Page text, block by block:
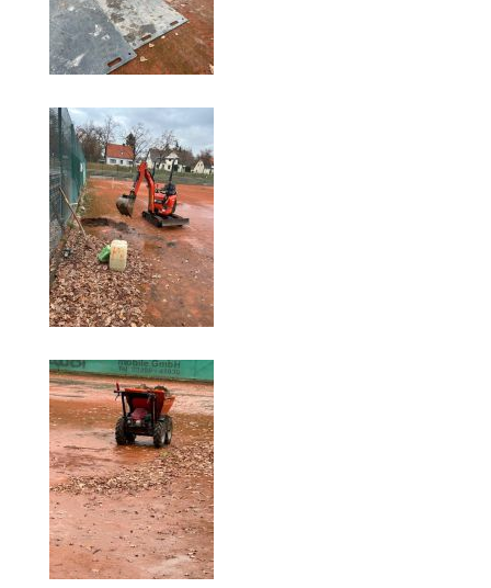
EVENTS & TURNIERE
Anhalt Open Senioren
Unternehmer-Cup 2026
5. Kreismeisterschaften Anhalt Bitterfeld Kinder und
Jugend 2026
Vereinsturniere 2026